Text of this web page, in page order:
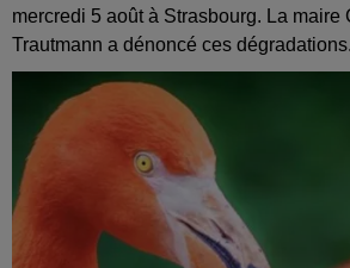
mercredi 5 août à Strasbourg. La maire
Trautmann a dénoncé ces